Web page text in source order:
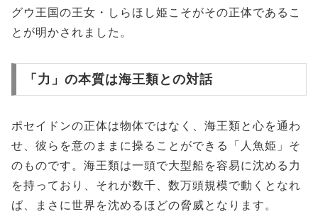
グウ王国の王女・しらほし姫こそがその正体であるこ
とが明かされました。
「力」の本質は海王類との対話
ポセイドンの正体は物体ではなく、海王類と心を通わ
せ、彼らを意のままに操ることができる「人魚姫」そ
のものです。海王類は一頭で大型船を容易に沈める力
を持っており、それが数千、数万頭規模で動くとなれ
ば、まさに世界を沈めるほどの脅威となります。